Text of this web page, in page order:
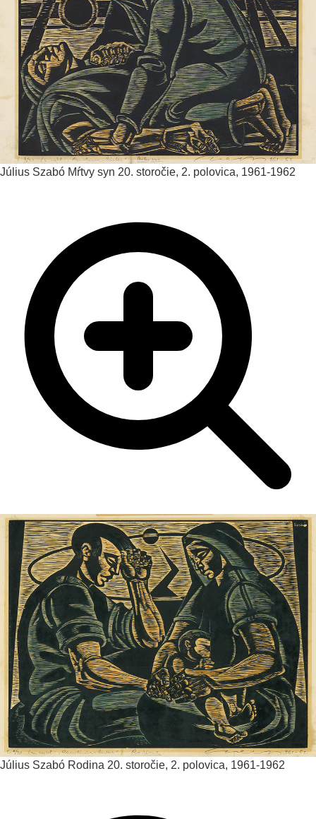
Július Szabó Mŕtvy syn 20. storočie, 2. polovica, 1961-1962
Július Szabó Rodina 20. storočie, 2. polovica, 1961-1962